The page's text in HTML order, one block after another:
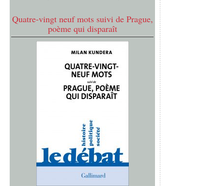
Quatre-vingt neuf mots suivi de Prague,
poème qui disparaît